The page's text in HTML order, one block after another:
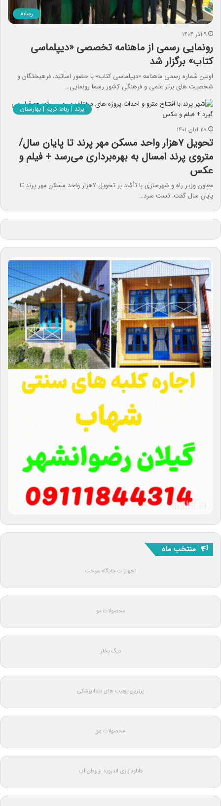
رسانه
۹ آذر ۱۴۰۴
رونمایی رسمی از ماهنامه تخصصی «دیپلماسی
کتاب» برگزار شد
اولین شماره رسمی ماهنامه «دیپلماسی کتاب» با حضور اساتید، فرهیختگان و
شخصیت های برتر علمی و فرهنگی کشور رسما رونمایی…
پرند | رباط کریم | بهارستان
۲۸ آبان ۱۴۰۱
تحویل ۷هزار واحد مسکن مهر پرند تا پایان سال/
متروی پرند امسال به بهره‌برداری می‌رسد + فیلم و
عکس
معاون وزیر راه و شهرسازی با تأکید بر تحویل ۷هزار واحد مسکن مهر پرند تا
پایان سال گفت: تست سرد…
منتخب ماه
تجهیزات جایگاه سوخت
محصولات مو
دیگ بخار
برترین یونیت های دندانپزشکی
محصولات مو
دانلود بازی اندروید از وطن اپ